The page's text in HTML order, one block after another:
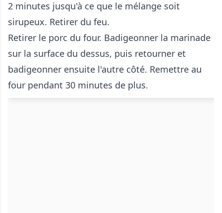
2 minutes jusqu'à ce que le mélange soit
sirupeux. Retirer du feu.
Retirer le porc du four. Badigeonner la marinade
sur la surface du dessus, puis retourner et
badigeonner ensuite l'autre côté. Remettre au
four pendant 30 minutes de plus.